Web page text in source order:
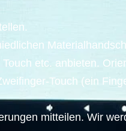
etc. anbieten.
Touch (ein
mitteilen. Wir